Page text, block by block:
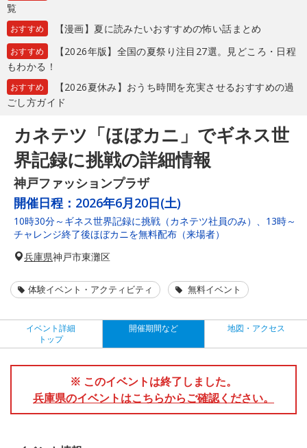
覧
おすすめ 【漫画】夏に読みたいおすすめの怖い話まとめ
おすすめ
【2026年版】全国の夏祭り注目27選。見どころ・日程
もわかる！
おすすめ
【2026夏休み】おうち時間を充実させるおすすめの過
ごし方ガイド
カネテツ「ほぼカニ」でギネス世
界記録に挑戦の詳細情報
神戸ファッションプラザ
開催日程： 2026年6月20日(土)
10時30分～ギネス世界記録に挑戦（カネテツ社員のみ）、13時～
チャレンジ終了後ほぼカニを無料配布（来場者）
兵庫県神戸市東灘区
体験イベント・アクティビティ 無料イベント
イベント詳細
トップ
開催期間など 地図・アクセス
※ このイベントは終了しました。
兵庫県のイベントはこちらからご確認ください。